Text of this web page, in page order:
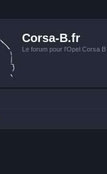
Corsa-B.fr
Le forum pour l'Opel Corsa B